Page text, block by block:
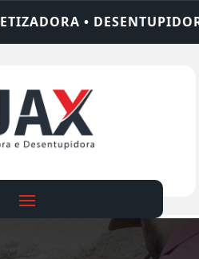
• LIMPEZA DE FOSSA